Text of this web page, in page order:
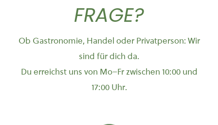
FRAGE?
Ob Gastronomie, Handel oder Privatperson: Wir
sind für dich da.
Du erreichst uns von Mo–Fr zwischen 10:00 und
17:00 Uhr.